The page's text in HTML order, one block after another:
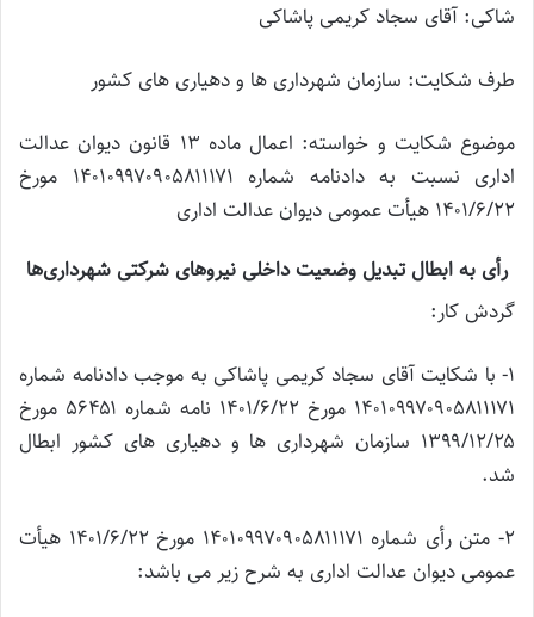
شاکی: آقای سجاد کریمی پاشاکی
طرف شکایت: سازمان شهرداری ها و دهیاری های کشور
موضوع شکایت و خواسته: اعمال ماده ۱۳ قانون دیوان عدالت
اداری نسبت به دادنامه شماره ۱۴۰۱۰۹۹۷۰۹۰۵۸۱۱۱۷۱ مورخ
۱۴۰۱/۶/۲۲ هیأت عمومی دیوان عدالت اداری
رأی به ابطال تبدیل وضعیت داخلی نیروهای شرکتی شهرداری‌ها
گردش کار:
۱- با شکایت آقای سجاد کریمی پاشاکی به موجب دادنامه شماره
۱۴۰۱۰۹۹۷۰۹۰۵۸۱۱۱۷۱ مورخ ۱۴۰۱/۶/۲۲ نامه شماره ۵۶۴۵۱ مورخ
۱۳۹۹/۱۲/۲۵ سازمان شهرداری ها و دهیاری های کشور ابطال
شد.
۲- متن رأی شماره ۱۴۰۱۰۹۹۷۰۹۰۵۸۱۱۱۷۱ مورخ ۱۴۰۱/۶/۲۲ هیأت
عمومی دیوان عدالت اداری به شرح زیر می باشد: